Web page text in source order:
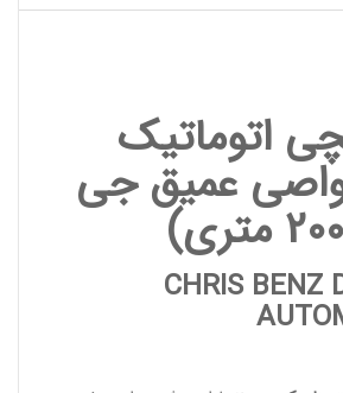
اتوماتیک
عمیق جی
CHRIS BENZ